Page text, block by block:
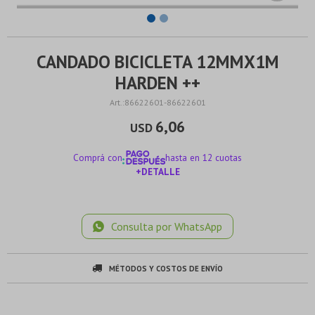
CANDADO BICICLETA 12MMX1M
HARDEN ++
86622601-86622601
USD 6,06
Comprá con
hasta en 12 cuotas
+DETALLE
Consulta por WhatsApp
MÉTODOS Y COSTOS DE ENVÍO